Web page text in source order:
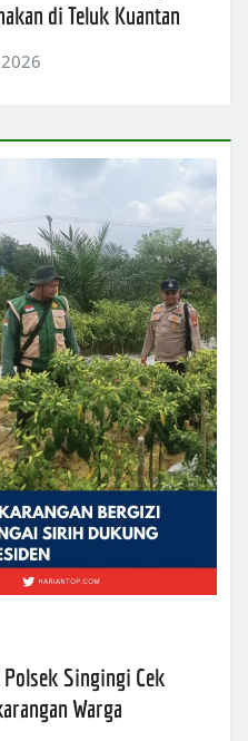
di Teluk Kuantan
Singingi Cek
Warga